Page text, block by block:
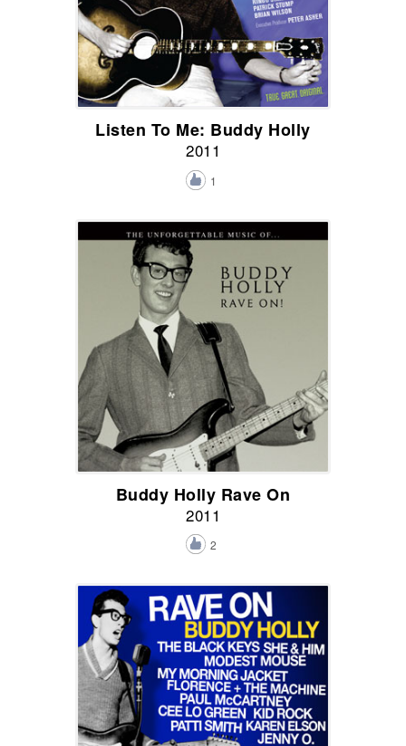
Listen To Me: Buddy Holly
2011
1
Buddy Holly Rave On
2011
2